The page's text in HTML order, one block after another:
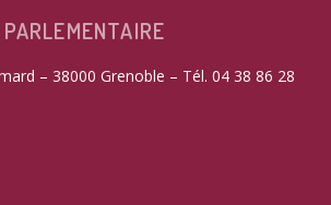
– 38000 Grenoble – Tél. 04 38 86 28